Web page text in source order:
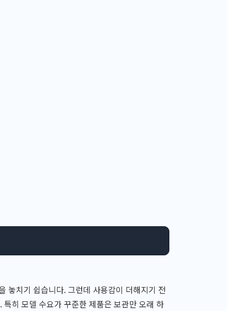
놓치기 쉽습니다. 그런데 사용감이 더해지기 전
히 모델 수요가 꾸준한 제품은 보관만 오래 하